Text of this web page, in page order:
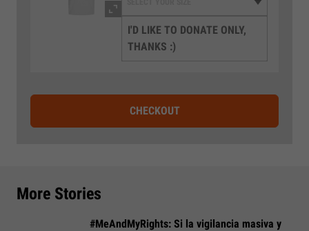
I'D LIKE TO DONATE ONLY,
THANKS :)
CHECKOUT
More Stories
#MeAndMyRights: Si la vigilancia masiva y